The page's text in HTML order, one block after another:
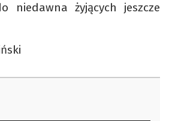
niedawna żyjących jeszcze